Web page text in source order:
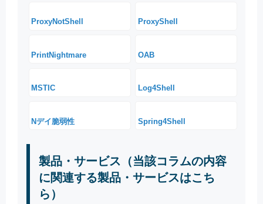
ProxyNotShell ProxyShell
PrintNightmare OAB
MSTIC Log4Shell
Nデイ脆弱性 Spring4Shell
製品・サービス（当該コラムの内容
に関連する製品・サービスはこち
ら）